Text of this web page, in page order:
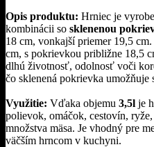
Opis produktu: Hrniec je
kombinácii so sklenenou
18 cm, vonkajší priemer 19,5
cm, s pokrievkou približne 18,5
dlhú životnosť, odolnosť voči
čo sklenená pokrievka umožňuje
Využitie: Vďaka objemu 3,5l je
polievok, omáčok, cestovín,
množstva mäsa. Je vhodný pre
väčším hrncom v kuchyni.